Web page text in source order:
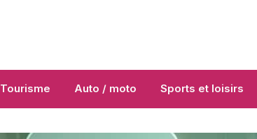
Tourisme Auto / moto Sports et loisirs